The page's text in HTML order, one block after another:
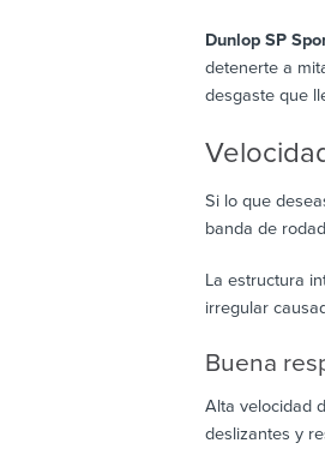
Dunlop SP
detenerte a
desgaste que
Si lo que
banda de
La estructura
irregular
Buena
Alta velocidad
deslizantes y